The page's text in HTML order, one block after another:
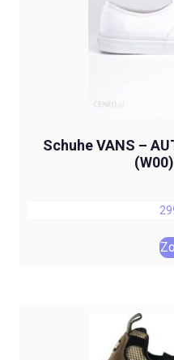
Schuhe VANS –